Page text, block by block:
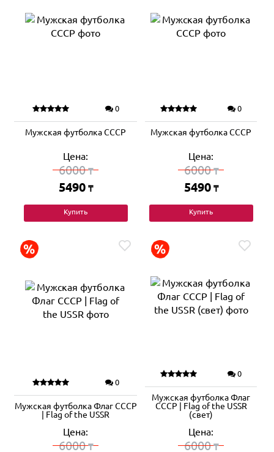
0
Мужская футболка СССР
Цена:
6000₸
5490 ₸
Купить
0
Мужская футболка СССР
Цена:
6000₸
5490 ₸
Купить
0
Мужская футболка Флаг СССР
| Flag of the USSR
Цена:
6000₸
0
Мужская футболка Флаг
СССР | Flag of the USSR
(свет)
Цена:
6000₸